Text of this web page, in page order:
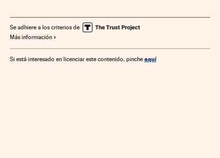
Finanzas públicas Organizaciones internacionales
Relaciones exteriores
Se adhiere a los criterios de
Más información
Si está interesado en licenciar este contenido, pinche aquí